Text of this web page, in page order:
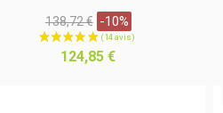
Prix
habituel
138,72 € -10%
Prix
124,85 €
APERÇU RAPIDE